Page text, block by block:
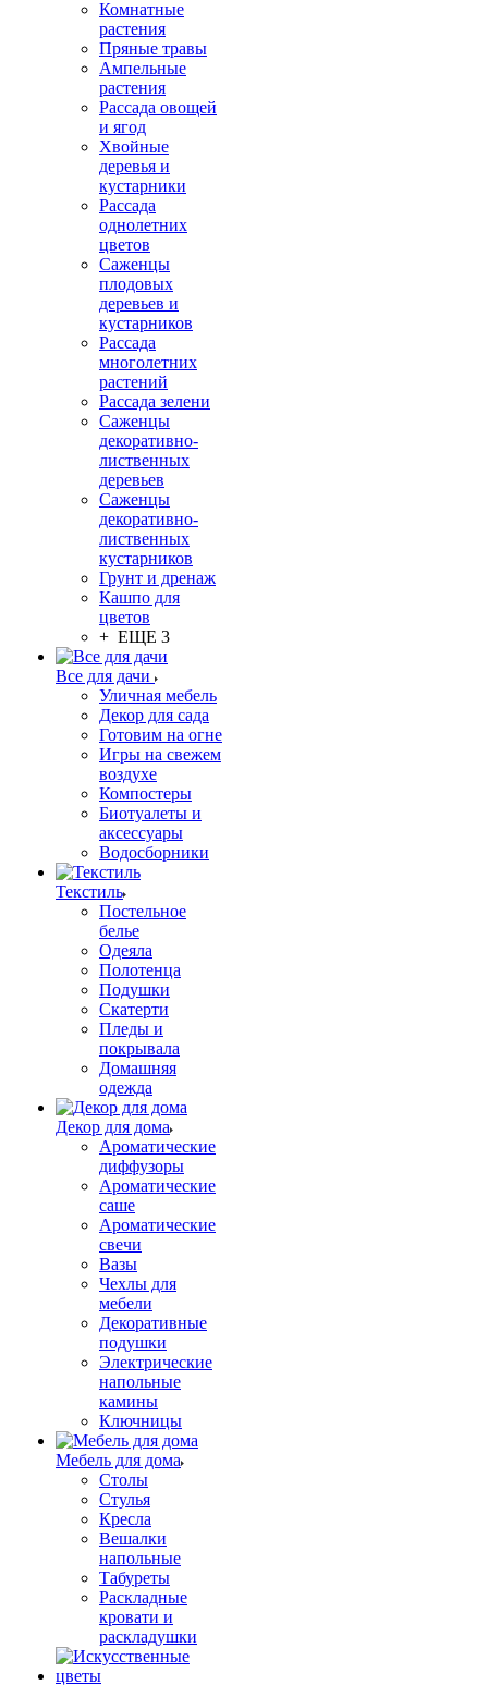
Комнатные
растения
Пряные травы
Ампельные
растения
Рассада овощей
и ягод
Хвойные
деревья и
кустарники
Рассада
однолетних
цветов
Саженцы
плодовых
деревьев и
кустарников
Рассада
многолетних
растений
Рассада зелени
Саженцы
декоративно-
лиственных
деревьев
Саженцы
декоративно-
лиственных
кустарников
Грунт и дренаж
Кашпо для
цветов
+ ЕЩЕ 3
Все для дачи
Уличная мебель
Декор для сада
Готовим на огне
Игры на свежем
воздухе
Компостеры
Биотуалеты и
аксессуары
Водосборники
Текстиль
Постельное
белье
Одеяла
Полотенца
Подушки
Скатерти
Пледы и
покрывала
Домашняя
одежда
Декор для дома
Ароматические
диффузоры
Ароматические
саше
Ароматические
свечи
Вазы
Чехлы для
мебели
Декоративные
подушки
Электрические
напольные
камины
Ключницы
Мебель для дома
Столы
Стулья
Кресла
Вешалки
напольные
Табуреты
Раскладные
кровати и
раскладушки